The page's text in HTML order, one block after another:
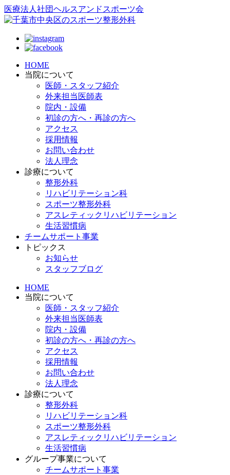
医療法人社団ヘルスアンドスポーツ会
HOME
当院について
医師・スタッフ紹介
外来担当医師表
院内・設備
初診の方へ・再診の方へ
アクセス
採用情報
お問い合わせ
法人理念
診療について
整形外科
リハビリテーション科
スポーツ整形外科
アスレティックリハビリテーション
生活習慣病
チームサポート事業
トピックス
お知らせ
スタッフブログ
HOME
当院について
医師・スタッフ紹介
外来担当医師表
院内・設備
初診の方へ・再診の方へ
アクセス
採用情報
お問い合わせ
法人理念
診療について
整形外科
リハビリテーション科
スポーツ整形外科
アスレティックリハビリテーション
生活習慣病
グループ事業について
チームサポート事業